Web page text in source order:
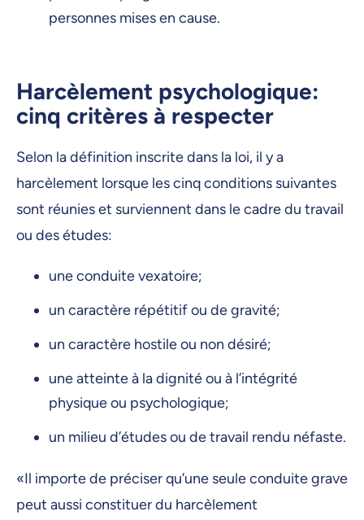
personnes mises en cause.
Harcèlement psychologique:
cinq critères à respecter
Selon la définition inscrite dans la loi, il y a
harcèlement lorsque les cinq conditions suivantes
sont réunies et surviennent dans le cadre du travail
ou des études:
une conduite vexatoire;
un caractère répétitif ou de gravité;
un caractère hostile ou non désiré;
une atteinte à la dignité ou à l’intégrité
physique ou psychologique;
un milieu d’études ou de travail rendu néfaste.
«Il importe de préciser qu’une seule conduite grave
peut aussi constituer du harcèlement